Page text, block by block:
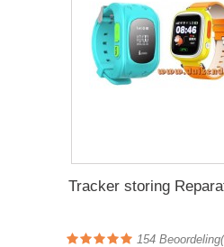
Tracker storing
154